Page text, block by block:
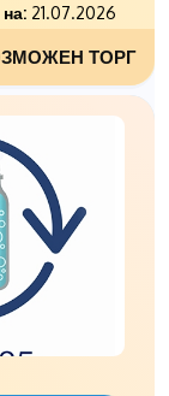
21.07.2026
ТОРГ